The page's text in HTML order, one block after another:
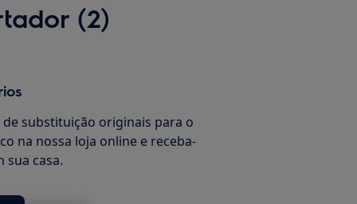
(2)
de substituição originais para o
na nossa loja online e receba-
sua casa.